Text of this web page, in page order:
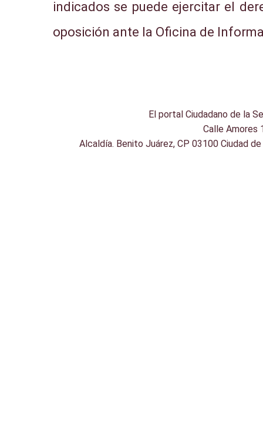
indicados se puede ejercitar el
oposición ante la Oficina de
El portal Ciudadano de la
Calle Amores
Alcaldía. Benito Juárez, CP 03100 Ciudad